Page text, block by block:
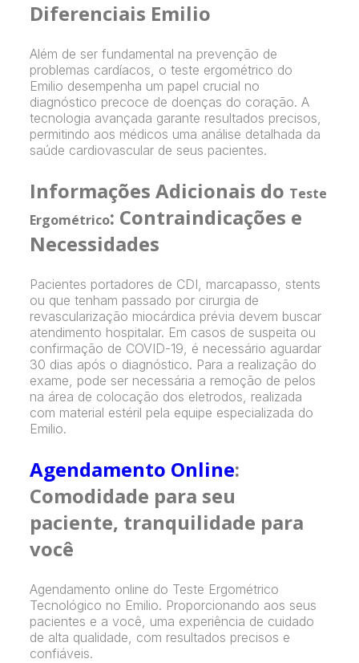
Diferenciais Emilio
Além de ser fundamental na prevenção de
problemas cardíacos, o teste ergométrico do
Emilio desempenha um papel crucial no
diagnóstico precoce de doenças do coração. A
tecnologia avançada garante resultados precisos,
permitindo aos médicos uma análise detalhada da
saúde cardiovascular de seus pacientes.
Informações Adicionais do Teste
Ergométrico: Contraindicações e
Necessidades
Pacientes portadores de CDI, marcapasso, stents
ou que tenham passado por cirurgia de
revascularização miocárdica prévia devem buscar
atendimento hospitalar. Em casos de suspeita ou
confirmação de COVID-19, é necessário aguardar
30 dias após o diagnóstico. Para a realização do
exame, pode ser necessária a remoção de pelos
na área de colocação dos eletrodos, realizada
com material estéril pela equipe especializada do
Emilio.
Agendamento Online:
Comodidade para seu
paciente, tranquilidade para
você
Agendamento online do Teste Ergométrico
Tecnológico no Emilio. Proporcionando aos seus
pacientes e a você, uma experiência de cuidado
de alta qualidade, com resultados precisos e
confiáveis.